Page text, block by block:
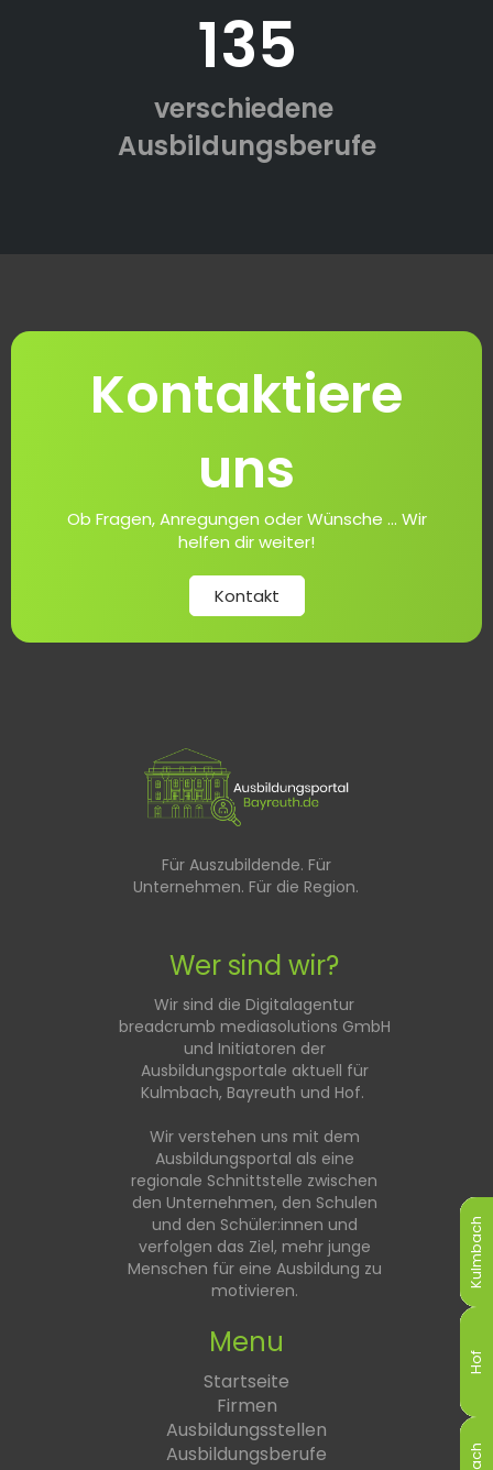
Kulmbach
Hof
Kulmbach
Hof
Kulmbach
Hof
Kulmbach
Hof
Kulmbach
Hof
Kulmbach
Hof
135
verschiedene
Ausbildungsberufe
Kontaktiere
uns
Ob Fragen, Anregungen oder Wünsche ... Wir
helfen dir weiter!
Kontakt
Für Auszubildende. Für
Unternehmen. Für die Region.
Wer sind wir?
Wir sind die Digitalagentur
breadcrumb mediasolutions GmbH
und Initiatoren der
Ausbildungsportale aktuell für
Kulmbach, Bayreuth und Hof.
Wir verstehen uns mit dem
Ausbildungsportal als eine
regionale Schnittstelle zwischen
den Unternehmen, den Schulen
und den Schüler:innen und
verfolgen das Ziel, mehr junge
Menschen für eine Ausbildung zu
motivieren.
Menu
Startseite
Firmen
Ausbildungsstellen
Ausbildungsberufe